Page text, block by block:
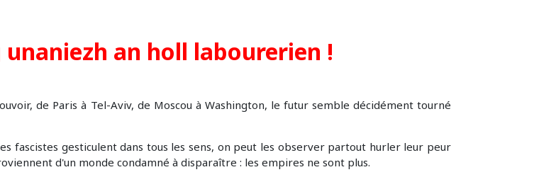
an holl labourerien !
de Paris à Tel-Aviv, de Moscou à Washington, le futur semble décidément tourné
fascistes gesticulent dans tous les sens, on peut les observer partout hurler leur peur
d'un monde condamné à disparaître : les empires ne sont plus.